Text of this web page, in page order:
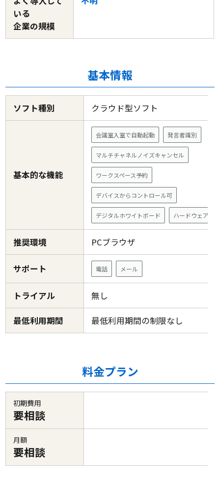
いる
企業の規模
基本情報
ソフト種別 クラウド型ソフト
基本的な機能
会議室入室で自動起動 発言者識別
マルチチャネルノイズキャンセル
ワークスペース予約
デバイスからコントロール可
デジタルホワイトボード ハードウェア自
推奨環境 PCブラウザ
サポート 電話 メール
トライアル 無し
最低利用期間 最低利用期間の制限なし
料金プラン
初期費用
要相談
月額
要相談